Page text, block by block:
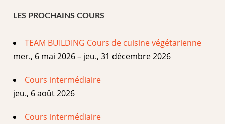
LES PROCHAINS COURS
TEAM BUILDING Cours de cuisine végétarienne
mer., 6 mai 2026 – jeu., 31 décembre 2026
Cours intermédiaire
jeu., 6 août 2026
Cours intermédiaire